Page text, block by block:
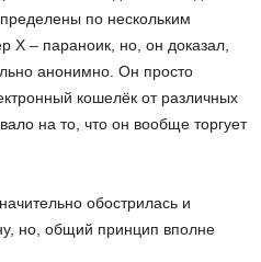
по нескольким
X – параноик, но, он доказал,
анонимно. Он просто
кошелёк от различных
на то, что он вообще торгует
обострилась и
но, общий принцип вполне